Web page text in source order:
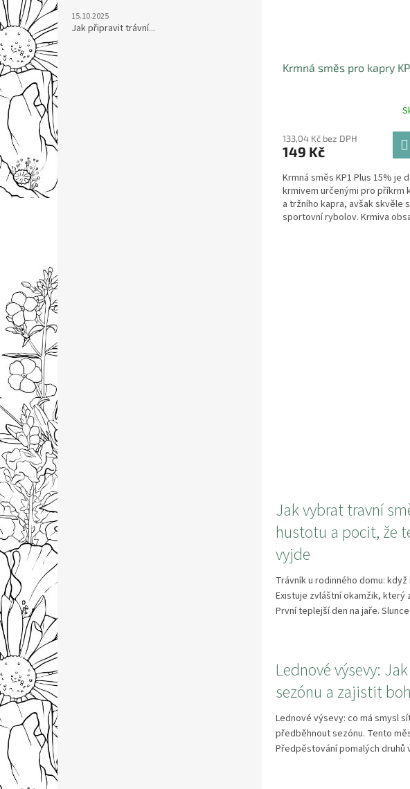
15.10.2025
Jak připravit trávní...
Krmná směs pro kapry
133,04 Kč bez DPH
149 Kč
Krmná směs KP1 Plus 15% je
krmivem určenými pro příkrm
a tržního kapra, avšak skvěle
sportovní rybolov. Krmiva
Jak vybrat travní
hustotu a pocit, že
vyjde
Trávník u rodinného domu:
Existuje zvláštní okamžik, který
První teplejší den na jaře.
Lednové výsevy:
sezónu a zajistit
Lednové výsevy: co má smysl
předběhnout sezónu. Tento
Předpěstování pomalých druhů